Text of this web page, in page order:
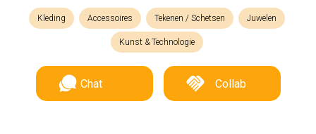
Kleding Accessoires Tekenen / Schetsen Juwelen
Kunst & Technologie
Chat Collab